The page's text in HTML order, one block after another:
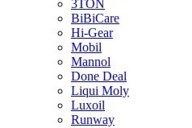
3TON
BiBiCare
Hi-Gear
Mobil
Mannol
Done Deal
Liqui Moly
Luxoil
Runway